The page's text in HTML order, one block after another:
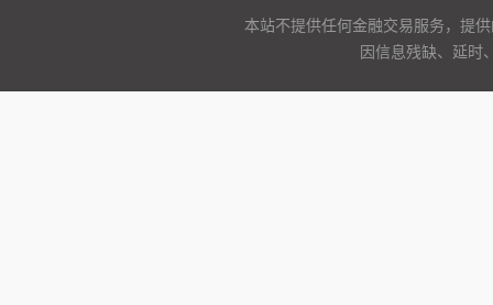
本站不提供任何金融交易服务，提
因信息残缺、延时